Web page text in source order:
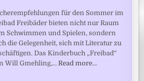
für den Sommer im
Freibäder bieten nicht nur Raum
Schwimmen und Spielen, sondern
die Gelegenheit, sich mit Literatur zu
Das Kinderbuch „Freibad“
Will Gmehling,…Read more…